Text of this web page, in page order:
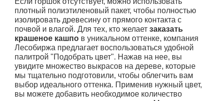
плотный полиэтиленовый пакет, чтобы полностью
изолировать древесину от прямого контакта с
почвой и влагой. Для тех, кто желает заказать
крашеное кашпо в уникальном оттенке, компания
Лесобиржа предлагает воспользоваться удобной
палитрой "Подобрать цвет". Нажав на нее, вы
увидите множество выкрасов на дереве, которые
мы тщательно подготовили, чтобы облегчить вам
выбор идеального оттенка. Применив нужный цвет,
вы можете добавить необходимое количество